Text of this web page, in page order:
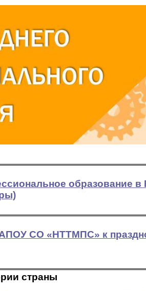
образование
СО «НТТМПС» к
страны